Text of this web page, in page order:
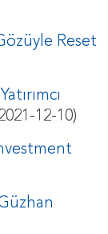
Reset
12-10)